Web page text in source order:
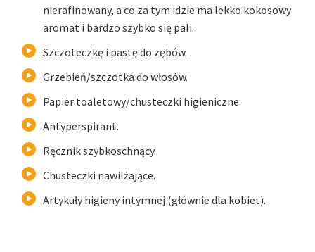
nierafinowany, a co za tym idzie ma lekko kokosowy
aromat i bardzo szybko się pali.
Szczoteczkę i pastę do zębów.
Grzebień/szczotka do włosów.
Papier toaletowy/chusteczki higieniczne.
Antyperspirant.
Ręcznik szybkoschnący.
Chusteczki nawilżające.
Artykuły higieny intymnej (głównie dla kobiet).